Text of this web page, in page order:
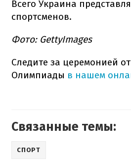
Всего Украина
спортсменов.
Фото: GettyImages
Следите за церемонией
Олимпиады в нашем
Связанные темы:
СПОРТ